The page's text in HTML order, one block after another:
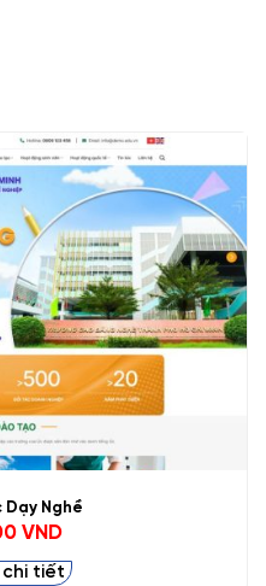
Dạy Nghề
VNDGiá
tại
là:
tiết